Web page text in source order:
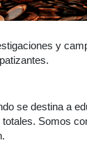
y
se destina a
Somos